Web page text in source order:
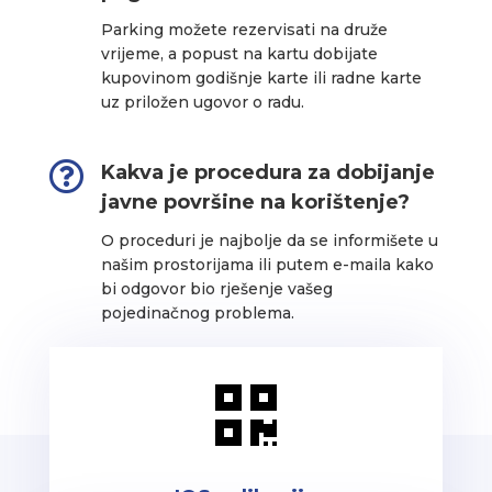
Parking možete rezervisati na druže
vrijeme, a popust na kartu dobijate
kupovinom godišnje karte ili radne karte
uz priložen ugovor o radu.

Kakva je procedura za dobijanje
javne površine na korištenje?
O proceduri je najbolje da se informišete u
našim prostorijama ili putem e-maila kako
bi odgovor bio rješenje vašeg
pojedinačnog problema.
